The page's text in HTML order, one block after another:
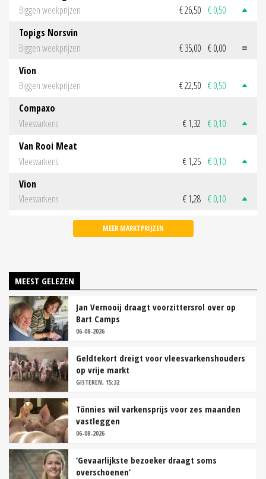
Biggen weekprijzen
€ 26,50 € 0,50
Topigs Norsvin
Biggen weekprijzen
€ 35,00 € 0,00
Vion
Biggen weekprijzen
€ 22,50 € 0,50
Compaxo
Vleesvarkens
€ 1,32 € 0,10
Van Rooi Meat
Vleesvarkens
€ 1,25 € 0,10
Vion
Vleesvarkens
€ 1,28 € 0,10
MEER MARKTPRIJZEN
MEEST GELEZEN
Jan Vernooij draagt voorzittersrol over op
Bart Camps
06-08-2026
Geldtekort dreigt voor vleesvarkenshouders
op vrije markt
GISTEREN, 15:32
Tönnies wil varkensprijs voor zes maanden
vastleggen
06-08-2026
‘Gevaarlijkste bezoeker draagt soms
overschoenen’